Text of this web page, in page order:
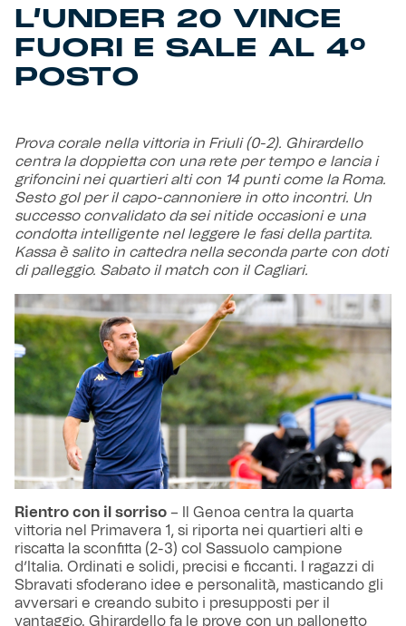
L’UNDER 20 VINCE
FUORI E SALE AL 4°
POSTO
Prova corale nella vittoria in Friuli (0-2). Ghirardello
centra la doppietta con una rete per tempo e lancia i
grifoncini nei quartieri alti con 14 punti come la Roma.
Sesto gol per il capo-cannoniere in otto incontri. Un
successo convalidato da sei nitide occasioni e una
condotta intelligente nel leggere le fasi della partita.
Kassa è salito in cattedra nella seconda parte con doti
di palleggio. Sabato il match con il Cagliari.
Rientro con il sorriso – Il Genoa centra la quarta
vittoria nel Primavera 1, si riporta nei quartieri alti e
riscatta la sconfitta (2-3) col Sassuolo campione
d’Italia. Ordinati e solidi, precisi e ficcanti. I ragazzi di
Sbravati sfoderano idee e personalità, masticando gli
avversari e creando subito i presupposti per il
vantaggio. Ghirardello fa le prove con un pallonetto